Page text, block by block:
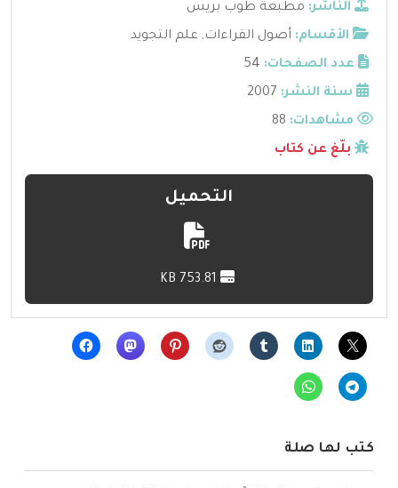
الناشر: مطبعة طوب بريس
الأقسام: أصول القراءات, علم التجويد
عدد الصفحات: 54
سنة النشر: 2007
مشاهدات:
بلّغ عن كتاب
التحميل
كتب لها صلة